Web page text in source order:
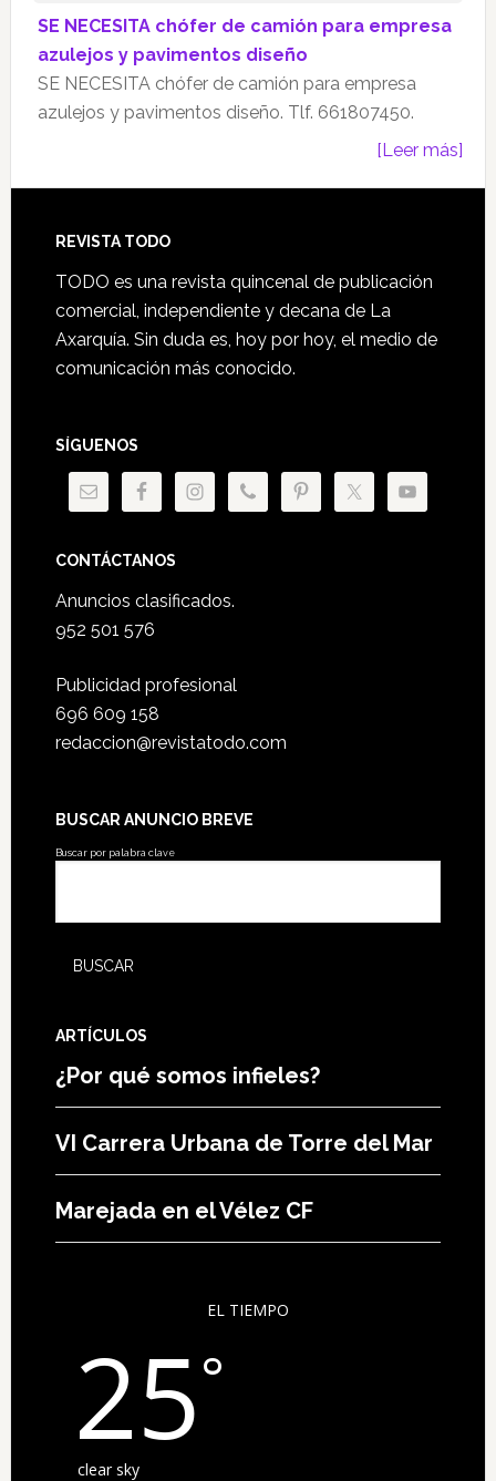
SE NECESITA chófer de camión para empresa
azulejos y pavimentos diseño
SE NECESITA chófer de camión para empresa
azulejos y pavimentos diseño. Tlf. 661807450.
[Leer más]
Footer
REVISTA TODO
TODO es una revista quincenal de publicación
comercial, independiente y decana de La
Axarquía. Sin duda es, hoy por hoy, el medio de
comunicación más conocido.
SÍGUENOS
CONTÁCTANOS
Anuncios clasificados.
952 501 576
Publicidad profesional
696 609 158
redaccion@revistatodo.com
BUSCAR ANUNCIO BREVE
Buscar por palabra clave
ARTÍCULOS
¿Por qué somos infieles?
VI Carrera Urbana de Torre del Mar
Marejada en el Vélez CF
EL TIEMPO
25°
clear sky